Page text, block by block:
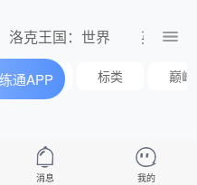
通APP
洛克王国：世界 英雄联
巅峰赛 标类 巅
？ 消息 我的